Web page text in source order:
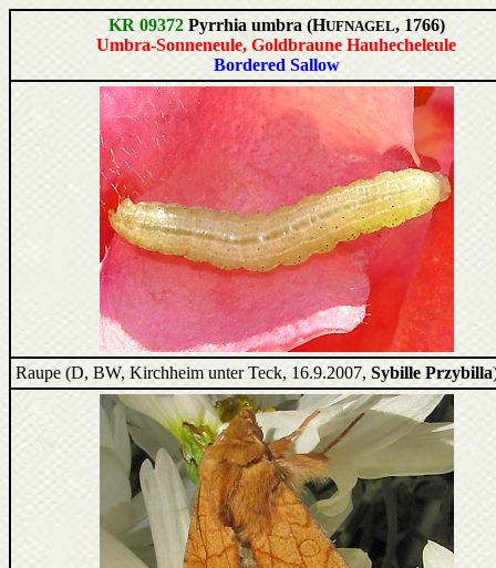
KR 09372 Pyrrhia umbra (HUFNAGEL, 1766)
Umbra-Sonneneule, Goldbraune Hauhecheleule
Bordered Sallow
Raupe (D, BW, Kirchheim unter Teck, 16.9.2007, Sybille Przybilla